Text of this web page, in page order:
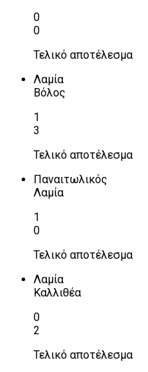
0
0
Τελικό αποτέλεσμα
Λαμία
Βόλος
1
3
Τελικό αποτέλεσμα
Παναιτωλικός
Λαμία
1
0
Τελικό αποτέλεσμα
Λαμία
Καλλιθέα
0
2
Τελικό αποτέλεσμα